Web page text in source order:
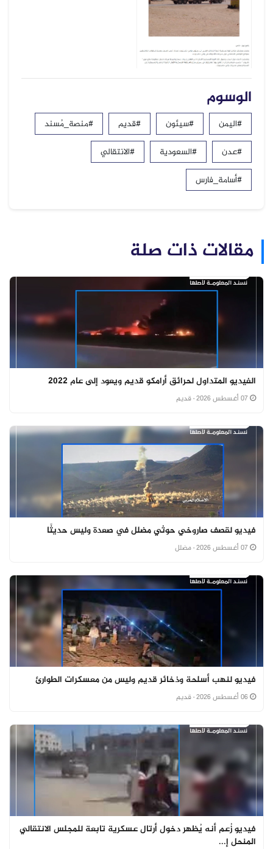
الوسوم
#اليمن #سيئون #قديم
#منصة_مُسند
#عدن
#السعودية
#الانتقالي
#أسامة_فارس
مقالات ذات صلة
الفيديو المتداول لحرائق أرامكو قديم ويعود إلى عام 2022
· قديم
فيديو لقصف صاروخي حوثي مضلل في صعدة وليس حديثًا
· مضلل
فيديو لنهب أسلحة وذخائر قديم وليس من معسكرات الطوارئ
· قديم
فيديو زُعم أنه يُظهر دخول أرتال عسكرية تابعة للمجلس الانتقالي
المنحل إ...